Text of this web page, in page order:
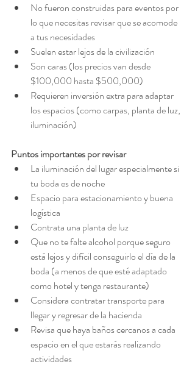
No fueron construidas para eventos por
lo que necesitas revisar que se acomode
a tus necesidades
Suelen estar lejos de la civilización
Son caras (los precios van desde
$100,000 hasta $500,000)
Requieren inversión extra para adaptar
los espacios (como carpas, planta de luz,
iluminación)
Puntos importantes por revisar
La iluminación del lugar especialmente si
tu boda es de noche
Espacio para estacionamiento y buena
logística
Contrata una planta de luz
Que no te falte alcohol porque seguro
está lejos y difícil conseguirlo el día de la
boda (a menos de que esté adaptado
como hotel y tenga restaurante)
Considera contratar transporte para
llegar y regresar de la hacienda
Revisa que haya baños cercanos a cada
espacio en el que estarás realizando
actividades